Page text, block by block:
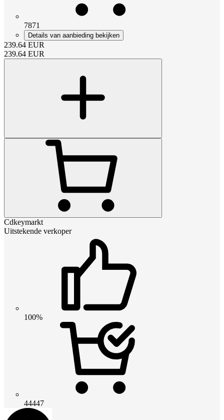
7871
Details van aanbieding bekijken
239.64 EUR
239.64 EUR
Cdkeymarkt
Uitstekende verkoper
100%
44447